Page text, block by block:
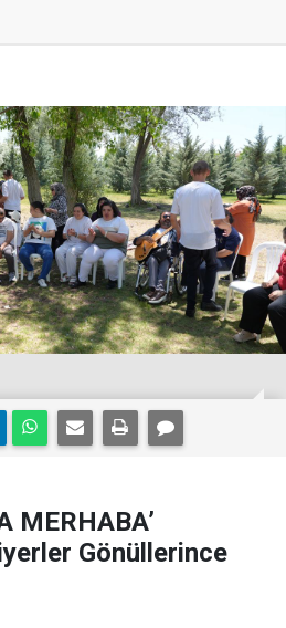
MERHABA’
Gönüllerince